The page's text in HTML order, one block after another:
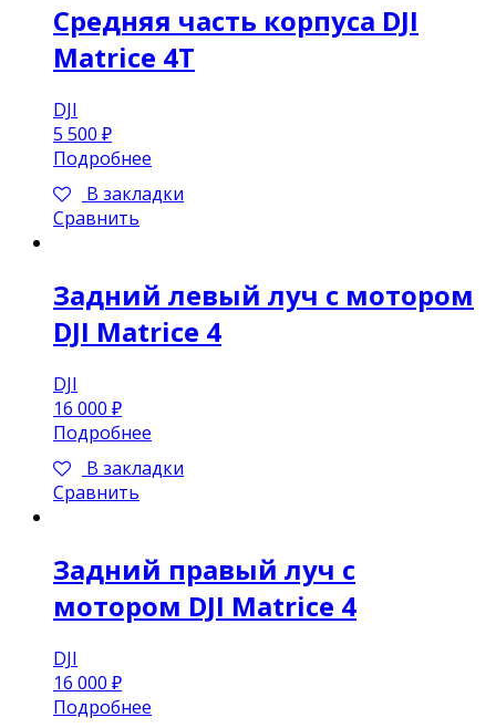
Средняя часть корпуса DJI
Matrice 4T
DJI
5 500 ₽
Подробнее
В закладки
Сравнить
Задний левый луч с мотором
DJI Matrice 4
DJI
16 000 ₽
Подробнее
В закладки
Сравнить
Задний правый луч с
мотором DJI Matrice 4
DJI
16 000 ₽
Подробнее